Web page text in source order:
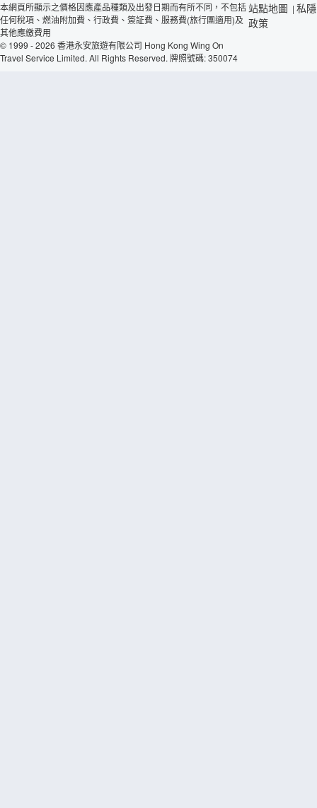
本網頁所顯示之價格因應產品種類及出發日期而有所不同，不包括
任何稅項、燃油附加費、行政費、簽証費、服務費(旅行團適用)及
其他應繳費用
© 1999 - 2026 香港永安旅遊有限公司 Hong Kong Wing On
Travel Service Limited. All Rights Reserved. 牌照號碼: 350074
站點地圖 | 私隱
政策